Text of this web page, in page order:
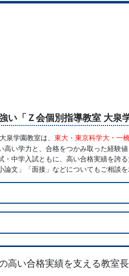
い「Ｚ会個別指導教室 大泉
泉学園教室は、 東大・東京科学大・一
高い学力と、合格をつかみ取った経験
・中学入試ともに、高い合格実績を誇
論文」「面接」などについてもご相談
高い合格実績を支える教室